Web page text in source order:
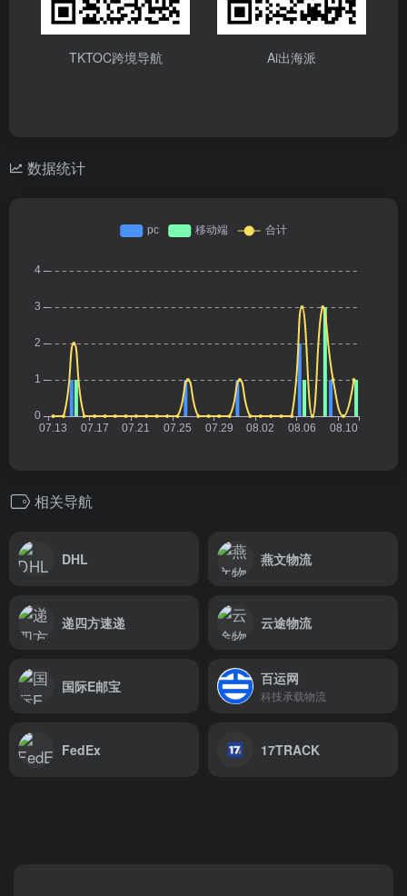
TKTOC跨境导航 Ai出海派
数据统计
相关导航
DHL 燕文物流
递四方速递 云途物流
国际E邮宝 百运网
科技承载物流
FedEx 17TRACK